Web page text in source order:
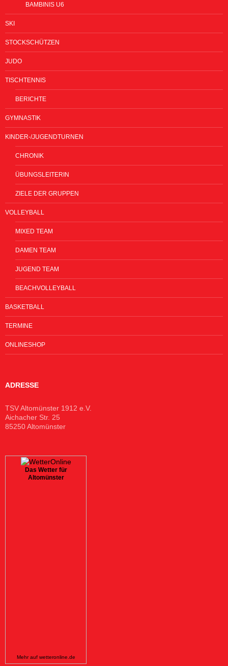
BAMBINIS U6
SKI
STOCKSCHÜTZEN
JUDO
TISCHTENNIS
BERICHTE
GYMNASTIK
KINDER-/JUGENDTURNEN
CHRONIK
ÜBUNGSLEITERIN
ZIELE DER GRUPPEN
VOLLEYBALL
MIXED TEAM
DAMEN TEAM
JUGEND TEAM
BEACHVOLLEYBALL
BASKETBALL
TERMINE
ONLINESHOP
ADRESSE
TSV Altomünster 1912 e.V.
Aichacher Str. 25
85250 Altomünster
Das Wetter für
Altomünster
Mehr auf wetteronline.de